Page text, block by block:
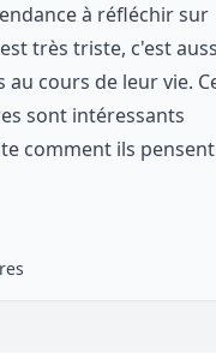
à réfléchir sur
très triste, c'est
cours de leur vie.
sont intéressants
comment ils pensent